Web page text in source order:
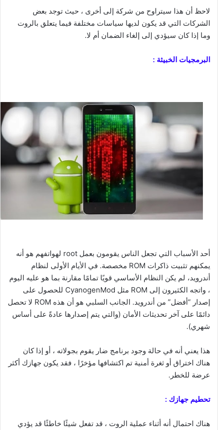
لاحظ أن هذا سيتراوح من شركة إلى أخرى ، حيث توجد بعض
الشركات التي قد يكون لديها سياسات مختلفة فيما يتعلق بالروت
وما إذا كان سيؤدي إلى إلغاء الضمان أم لا.
البرمجيات الخبيثة :
أحد الأسباب التي تجعل الناس يقومون بعمل root لهواتفهم هو أنه
يمكنهم تثبيت ذاكرات ROM مخصصة. في الأيام الأولى لنظام
أندرويد، لم يكن النظام الأساسي قويًا تمامًا مقارنة بما هو عليه اليوم
، واتجه الكثيرون إلى ROM مثل CyanogenMod للحصول على
إصدار “أفضل” من أندرويد. الجانب السلبي هو أن هذه ROM لا تحصل
دائمًا على آخر تحديثات الأمان (والتي يتم إصدارها عادةً على أساس
شهري).
هذا يعني أنه في حالة وجود برنامج ضار يقوم بجولاته ، أو إذا كان
هناك اختراق أو ثغرة أمنية تم اكتشافها مؤخرًا ، فقد يكون جهازك أكثر
عرضة للخطر.
تحطيم جهازك :
هناك احتمال أنه أثناء عملية الروت ، قد تفعل شيئًا خاطئًا قد يؤدي